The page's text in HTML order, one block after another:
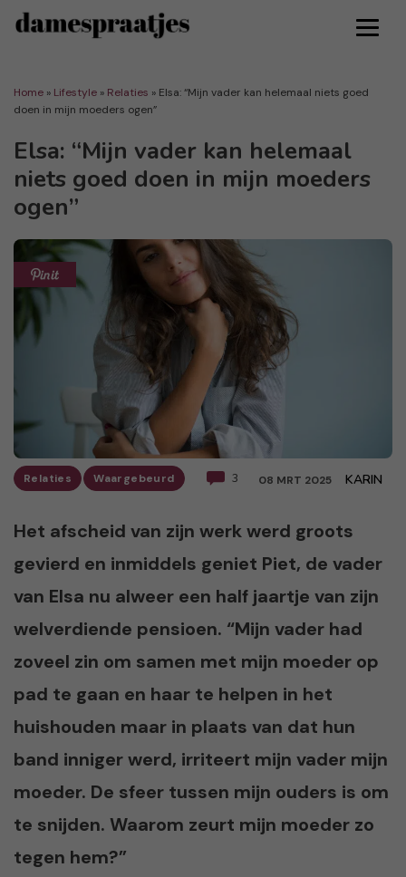
Home » Lifestyle » Relaties » Elsa: “Mijn vader kan helemaal niets goed
doen in mijn moeders ogen”
Elsa: “Mijn vader kan helemaal
niets goed doen in mijn moeders
ogen”
Relaties Waargebeurd 3 08 MRT 2025 KARIN
Het afscheid van zijn werk werd groots
gevierd en inmiddels geniet Piet, de vader
van Elsa nu alweer een half jaartje van zijn
welverdiende pensioen. “Mijn vader had
zoveel zin om samen met mijn moeder op
pad te gaan en haar te helpen in het
huishouden maar in plaats van dat hun
band inniger werd, irriteert mijn vader mijn
moeder. De sfeer tussen mijn ouders is om
te snijden. Waarom zeurt mijn moeder zo
tegen hem?”